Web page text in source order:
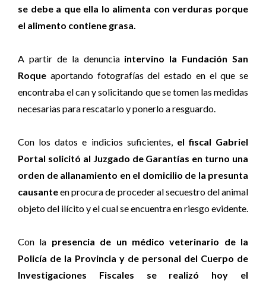
se debe a que ella lo alimenta con verduras porque
el alimento contiene grasa.
A partir de la denuncia intervino la Fundación San
Roque aportando fotografías del estado en el que se
encontraba el can y solicitando que se tomen las medidas
necesarias para rescatarlo y ponerlo a resguardo.
Con los datos e indicios suficientes, el fiscal Gabriel
Portal solicitó al Juzgado de Garantías en turno una
orden de allanamiento en el domicilio de la presunta
causanteen procura de proceder al secuestro del animal
objeto del ilícito y el cual se encuentra en riesgo evidente.
Con la presencia de un médico veterinario de la
Policía de la Provincia y de personal del Cuerpo de
Investigaciones Fiscales se realizó hoy el